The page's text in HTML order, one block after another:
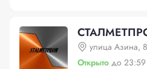
улица Азина,
Открыто до 23:59